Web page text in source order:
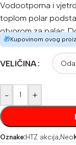
Vodootporna i
toplom polar
otvorom za palac.
🎁Kupovinom ovog
VELIČINA
- +
Oznake:HTZ akcija,Neo